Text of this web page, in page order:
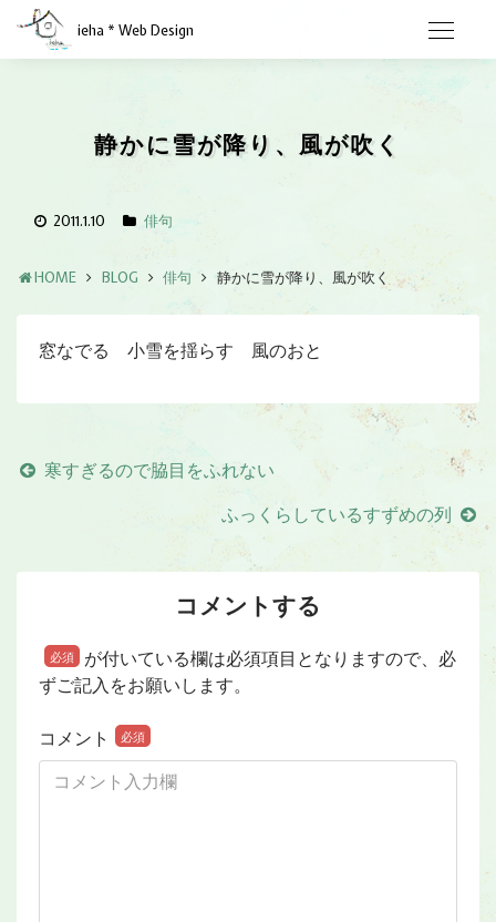
ieha * Web Design
静かに雪が降り、風が吹く
2011.1.10 俳句
HOME BLOG 俳句 静かに雪が降り、風が吹く
窓なでる 小雪を揺らす 風のおと
寒すぎるので脇目をふれない
ふっくらしているすずめの列
コメントする
必須
が付いている欄は必須項目となりますので、必
ずご記入をお願いします。
コメント 必須